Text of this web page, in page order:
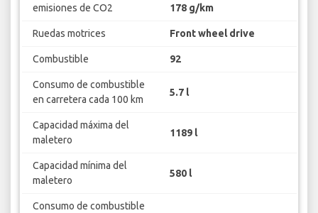
emisiones de CO2 178 g/km
Ruedas motrices Front wheel drive
Combustible 92
Consumo de combustible
en carretera cada 100 km
5.7 l
Capacidad máxima del
maletero
1189 l
Capacidad mínima del
maletero
580 l
Consumo de combustible